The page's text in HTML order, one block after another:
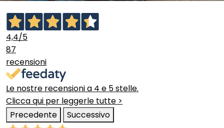
4,4/5
87
recensioni
Le nostre recensioni a 4 e 5 stelle.
Clicca qui per leggerle tutte >
Precedente
Successivo